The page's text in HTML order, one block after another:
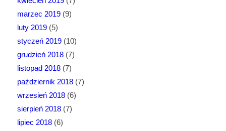
marzec 2019(9)
luty 2019(5)
styczeń 2019(10)
grudzień 2018(7)
listopad 2018(7)
październik 2018(7)
wrzesień 2018(6)
sierpień 2018(7)
lipiec 2018(6)